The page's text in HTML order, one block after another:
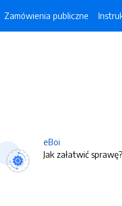
Zamówienia publiczne
eBoi
Jak załatwić sprawę?